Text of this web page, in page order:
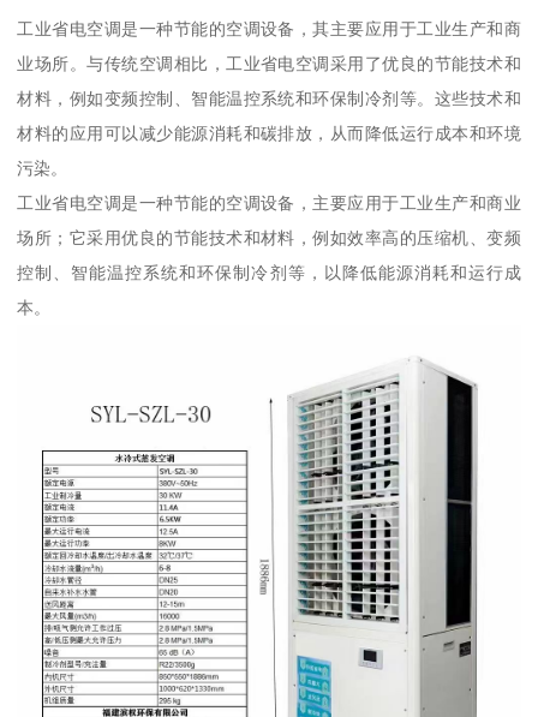
工业省电空调是一种节能的空调设备，其主要应用于工业生产和商
业场所。与传统空调相比，工业省电空调采用了优良的节能技术和
材料，例如变频控制、智能温控系统和环保制冷剂等。这些技术和
材料的应用可以减少能源消耗和碳排放，从而降低运行成本和环境
污染。
工业省电空调是一种节能的空调设备，主要应用于工业生产和商业
场所；它采用优良的节能技术和材料，例如效率高的压缩机、变频
控制、智能温控系统和环保制冷剂等，以降低能源消耗和运行成
本。